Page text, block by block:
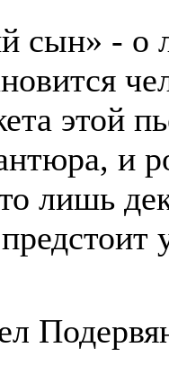
сын» - о
этой
и
лишь